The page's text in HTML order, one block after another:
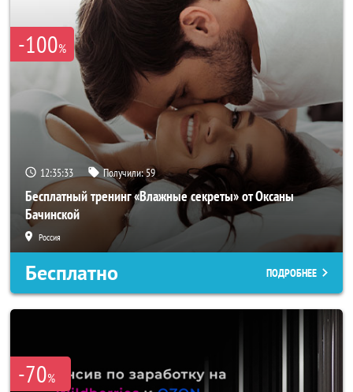
-100%
12:35:31 Получили:59
Бесплатный тренинг «Влажные секреты» от Оксаны
Бачинской
Россия
Бесплатно ПОДРОБНЕЕ
-70%